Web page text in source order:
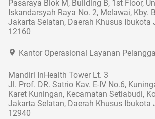
Pasaraya Blok M, Building B, 1st Floor,
Iskandarsyah Raya No. 2, Melawai, Kby.
Jakarta Selatan, Daerah Khusus Ibukota
12160
Kantor Operasional Layanan
Mandiri InHealth Tower Lt. 3
Jl. Prof. DR. Satrio Kav. E-IV No.6,
Karet Kuningan, Kecamatan Setiabudi,
Jakarta Selatan, Daerah Khusus Ibukota
12940